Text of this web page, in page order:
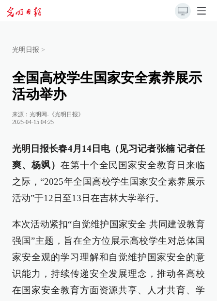
光明日报 >
全国高校学生国家安全素养展示
活动举办
来源： 光明网-《光明日报》
2025-04-15 04:25
光明日报长春4月14日电（见习记者张楠 记者任
爽、杨飒） 在第十个全民国家安全教育日来临
之际，“2025年全国高校学生国家安全素养展示
活动”于12日至13日在吉林大学举行。
本次活动紧扣“自觉维护国家安全 共同建设教育
强国”主题，旨在全方位展示高校学生对总体国
家安全观的学习理解和自觉维护国家安全的意
识能力，持续传递安全发展理念，推动各高校
在国家安全教育方面资源共享、人才共育、学